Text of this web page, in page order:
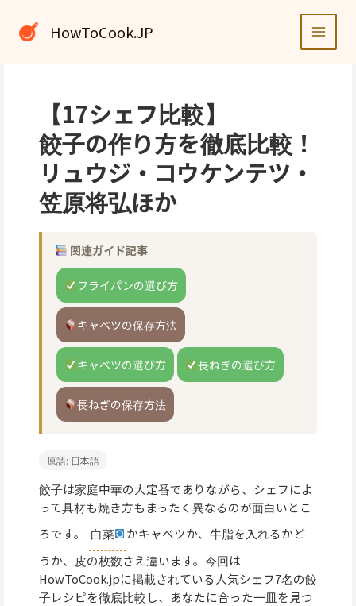
HowToCook.JP
【17シェフ比較】
餃子の作り方を徹底比較！
リュウジ・コウケンテツ・
笠原将弘ほか
関連ガイド記事
フライパンの選び方
キャベツの保存方法
キャベツの選び方 長ねぎの選び方
長ねぎの保存方法
原語: 日本語
餃子は家庭中華の大定番でありながら、シェフによ
って具材も焼き方もまったく異なるのが面白いとこ
ろです。
白菜
かキャベツか、牛脂を入れるかど
うか、皮の枚数さえ違います。今回は
HowToCook.jpに掲載されている人気シェフ7名の餃
子レシピを徹底比較し、あなたに合った一皿を見つ